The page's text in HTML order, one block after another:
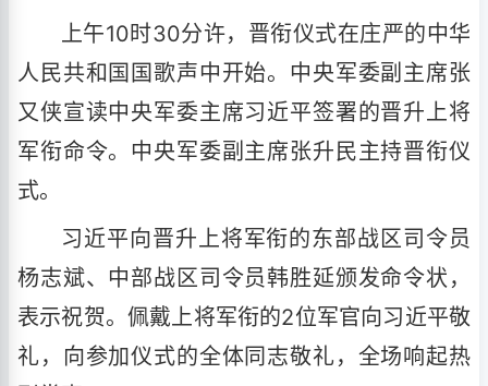
上午10时30分许，晋衔仪式在庄严的中华
人民共和国国歌声中开始。中央军委副主席张
又侠宣读中央军委主席习近平签署的晋升上将
军衔命令。中央军委副主席张升民主持晋衔仪
式。
习近平向晋升上将军衔的东部战区司令员
杨志斌、中部战区司令员韩胜延颁发命令状，
表示祝贺。佩戴上将军衔的2位军官向习近平敬
礼，向参加仪式的全体同志敬礼，全场响起热